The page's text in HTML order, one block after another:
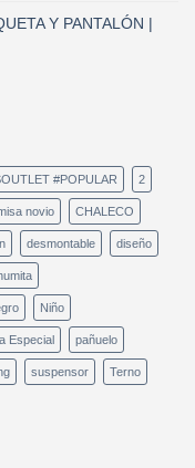
Y PANTALÓN |
#POPULAR 2
novio CHALECO
desmontable diseño
Niño
Especial pañuelo
suspensor Terno